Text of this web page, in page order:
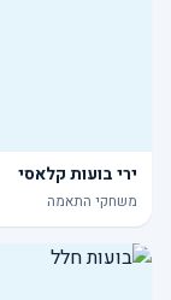
ירי בועות קלאסי
משחקי התאמה